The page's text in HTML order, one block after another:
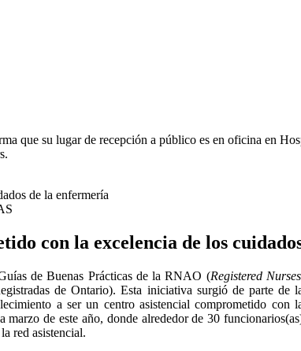
que su lugar de recepción a público es en oficina en
con la excelencia de los
de Buenas Prácticas de la RNAO (Registered
de Ontario). Esta iniciativa surgió de parte de
a ser un centro asistencial comprometido con
de este año, donde alrededor de 30
red asistencial.